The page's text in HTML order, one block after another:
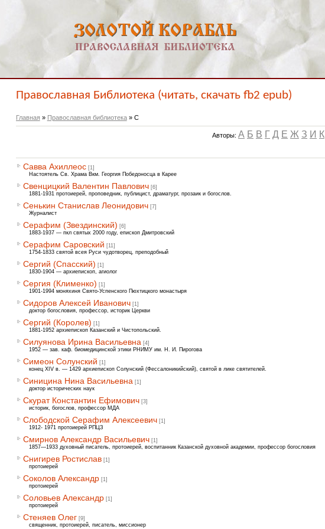
Православная Библиотека (читать, скачать fb2 epub)
Главная » Православная библиотека» С
Авторы: А Б В Г Д Е Ж З И К
Савва Ахиллеос [1]
Настоятель Св. Храма Вкм. Георгия Победоносца в Карее
Свенцицкий Валентин Павлович [6]
1881-1931 протоиерей, проповедник, публицист, драматург, прозаик и богослов.
Сенькин Станислав Леонидович [7]
Журналист
Серафим (Звездинский) [6]
1883-1937 — пкл святых 2000 году, епископ Дмитровский
Серафим Саровский [11]
1754-1833 святой всея Руси чудотворец, преподобный
Сергий (Спасский) [1]
1830-1904 — архиепископ, агиолог
Сергия (Клименко) [1]
1901-1994 моняхиня Свято-Успенского Пюхтицкого монастыря
Сидоров Алексей Иванович [1]
доктор богословия, профессор, историк Церкви
Сергий (Королев) [1]
1881-1952 архиепископ Казанский и Чистопольский.
Силуянова Ирина Васильевна [4]
1952 — зав. каф. биомедицинской этики РНИМУ им. Н. И. Пирогова
Симеон Солунский [1]
конец XIV в. — 1429 архиепископ Солунский (Фессалоникийский), святой в лике святителей.
Синицина Нина Васильевна [1]
доктор исторических наук
Скурат Константин Ефимович [3]
историк, богослов, профессор МДА
Слободской Серафим Алексеевич [1]
1912- 1971 протоиерей РПЦЗ
Смирнов Александр Васильевич [1]
1857—1933 духовный писатель, протоиерей, воспитанник Казанской духовной академии, профессор богословия
Снигирев Ростислав [1]
протоиерей
Соколов Александр [1]
протоиерей
Соловьев Александр [1]
протоиерей
Стеняев Олег [9]
священник, протоиерей, писатель, миссионер